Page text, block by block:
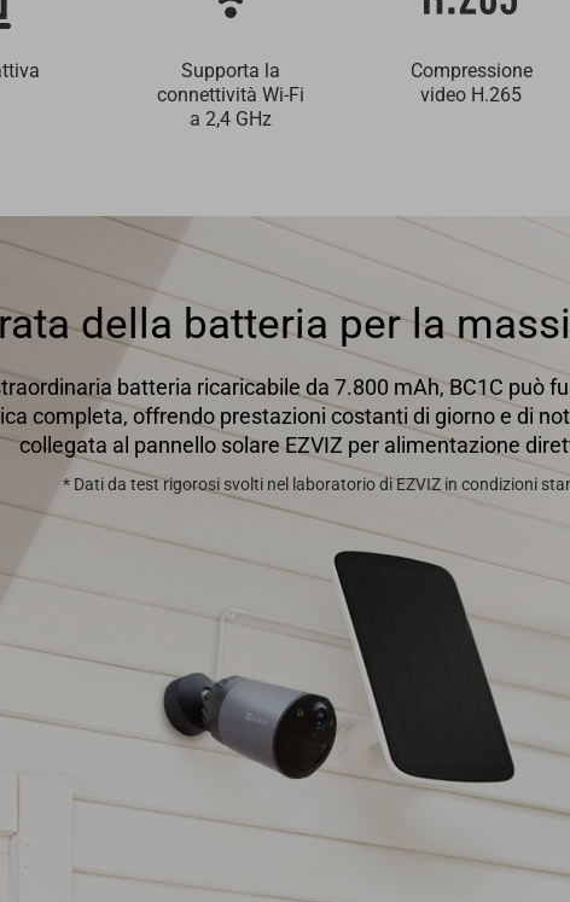
Supporta la
connettività Wi-Fi
a 2,4 GHz
Compressione
video H.265
della batteria per la
batteria ricaricabile da 7.800 mAh, BC1C può
completa, offrendo prestazioni costanti di giorno e di
collegata al pannello solare EZVIZ per alimentazione
* Dati da test rigorosi svolti nel laboratorio di EZVIZ in condizioni